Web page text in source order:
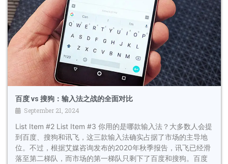
百度 vs 搜狗：输入法之战的全面对比
September 21, 2024
List Item #2 List Item #3 你用的是哪款输入法？大多数人会提
到百度、搜狗和讯飞，这三款输入法确实占据了市场的主导地
位。不过，根据艾媒咨询发布的2020年秋季报告，讯飞已经滑
落至第二梯队，而市场的第一梯队只剩下了百度和搜狗。百度